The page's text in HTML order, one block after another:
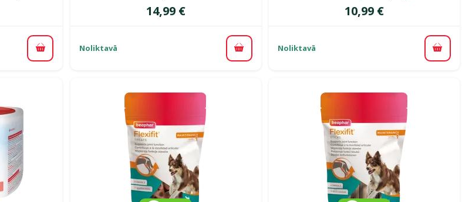
Pievienot grozam
Cena
14,99 €
Noliktavā Pievienot grozam
Cena
10,99 €
Noliktavā